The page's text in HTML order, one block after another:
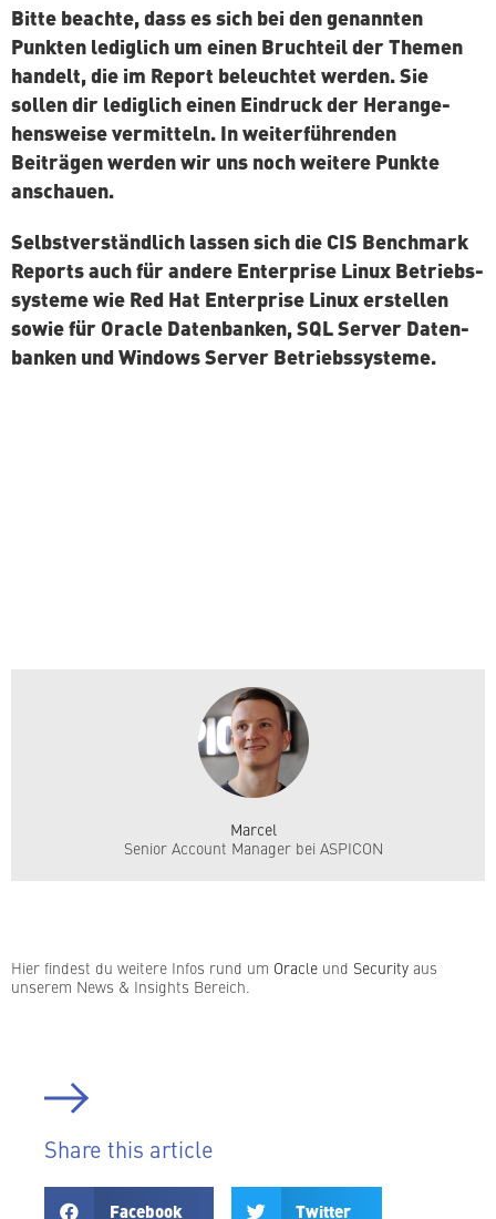
Bitte beachte, dass es sich bei den genannten
Punkten lediglich um einen Bruchteil der Themen
handelt, die im Report be­leuch­tet werden. Sie
sollen dir lediglich einen Eindruck der Her­an­ge­
hens­wei­se ver­mit­teln. In wei­ter­füh­ren­den
Beiträgen werden wir uns noch weitere Punkte
anschauen.
Selbst­ver­ständ­lich lassen sich die CIS Benchmark
Reports auch für andere En­ter­pri­se Linux Be­triebs­
sys­te­me wie Red Hat En­ter­pri­se Linux erstellen
sowie für Oracle Da­ten­ban­ken, SQL Server Da­ten­
ban­ken und Windows Server Betriebssysteme.
Marcel
Senior Account Manager bei ASPICON
Hier findest du weitere Infos rund um Oracle und Security aus
unserem News & Insights Bereich.
Share this article
Facebook Twitter